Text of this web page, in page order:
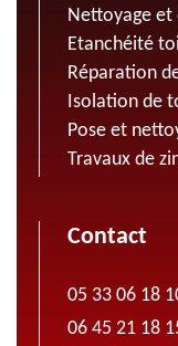
Nettoyage et
Etanchéité
Réparation
Isolation de
Pose et
Travaux de
Contact
05 33 06 18
06 45 21 18